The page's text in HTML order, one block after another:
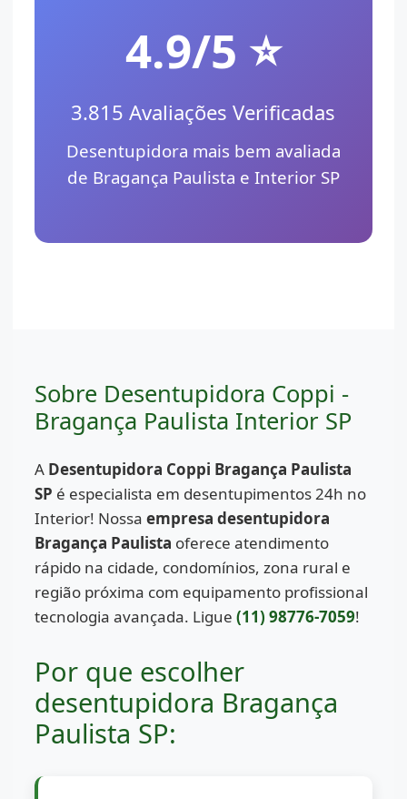
4.9/5 ⭐
3.815 Avaliações Verificadas
Desentupidora mais bem avaliada
de Bragança Paulista e Interior SP
Sobre Desentupidora Coppi -
Bragança Paulista Interior SP
A Desentupidora Coppi Bragança Paulista
SP é especialista em desentupimentos 24h no
Interior! Nossaempresa desentupidora
Bragança Paulista oferece atendimento
rápido na cidade, condomínios, zona rural e
região próxima com equipamento profissional
tecnologia avançada. Ligue(11) 98776-7059!
Por que escolher
desentupidora Bragança
Paulista SP: